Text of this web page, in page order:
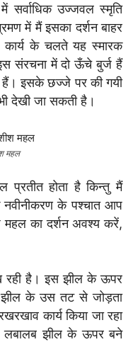
सर्वाधिक उज्जवल स्मृति
में मैं इसका दर्शन बाहर
कार्य के चलते यह स्मारक
संरचना में दो ऊँचे बुर्ज हैं
हैं। इसके छज्जे पर की गयी
देखी जा सकती है।
महल
प्रतीत होता है किन्तु मैं
के पश्चात आप
महल का दर्शन अवश्य करें,
है। इस झील के ऊपर
के उस तट से जोड़ता
कार्य किया जा रहा
झील के ऊपर बने